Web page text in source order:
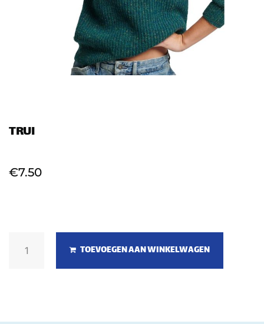
TRUI
€7.50
TOEVOEGEN AAN WINKELWAGEN